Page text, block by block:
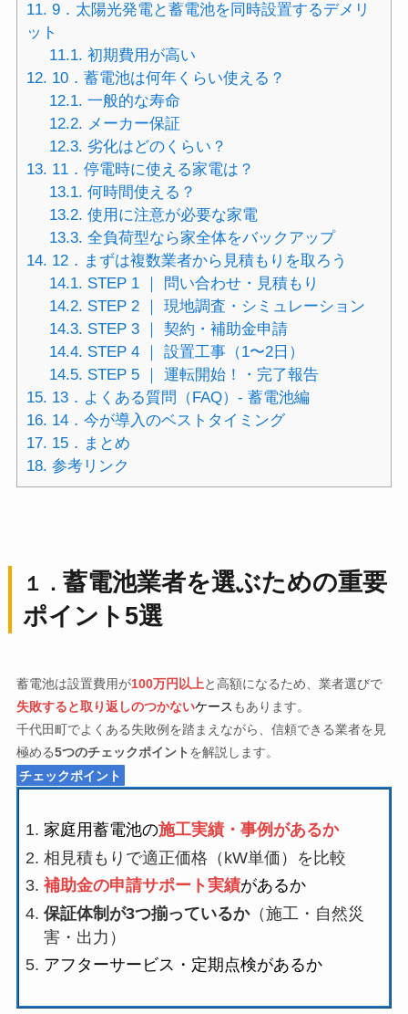
11. 9．太陽光発電と蓄電池を同時設置するデメリ
ット
11.1. 初期費用が高い
12. 10．蓄電池は何年くらい使える？
12.1. 一般的な寿命
12.2. メーカー保証
12.3. 劣化はどのくらい？
13. 11．停電時に使える家電は？
13.1. 何時間使える？
13.2. 使用に注意が必要な家電
13.3. 全負荷型なら家全体をバックアップ
14. 12．まずは複数業者から見積もりを取ろう
14.1. STEP 1 ｜ 問い合わせ・見積もり
14.2. STEP 2 ｜ 現地調査・シミュレーション
14.3. STEP 3 ｜ 契約・補助金申請
14.4. STEP 4 ｜ 設置工事（1〜2日）
14.5. STEP 5 ｜ 運転開始！・完了報告
15. 13．よくある質問（FAQ）- 蓄電池編
16. 14．今が導入のベストタイミング
17. 15．まとめ
18. 参考リンク
１． 蓄電池業者を選ぶための重要
ポイント5選
蓄電池は設置費用が100万円以上と高額になるため、業者選びで
失敗すると取り返しのつかないケース もあります。
千代田町でよくある失敗例を踏まえながら、信頼できる業者を見
極める5つのチェックポイント を解説します。
チェックポイント
家庭用蓄電池の施工実績・事例があるか
相見積もりで適正価格（kW単価）を比較
補助金の申請サポート実績があるか
保証体制が3つ揃っているか（施工・自然災
害・出力）
アフターサービス・定期点検があるか